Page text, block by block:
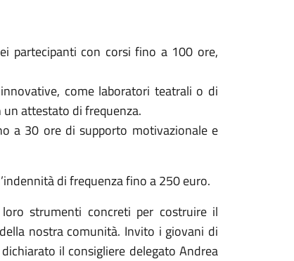
partecipanti con corsi fino a 100 ore,
come laboratori teatrali o di
attestato di frequenza.
a 30 ore di supporto motivazionale e
di frequenza fino a 250 euro.
strumenti concreti per costruire il
nostra comunità. Invito i giovani di
il consigliere delegato Andrea